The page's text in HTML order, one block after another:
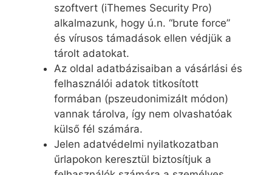
szoftvert (iThemes Security Pro)
alkalmazunk, hogy ú.n. “brute force”
és vírusos támadások ellen védjük a
tárolt adatokat.
Az oldal adatbázisaiban a vásárlási és
felhasználói adatok titkosított
formában (pszeudonimizált módon)
vannak tárolva, így nem olvashatóak
külső fél számára.
Jelen adatvédelmi nyilatkozatban
űrlapokon keresztül biztosítjuk a